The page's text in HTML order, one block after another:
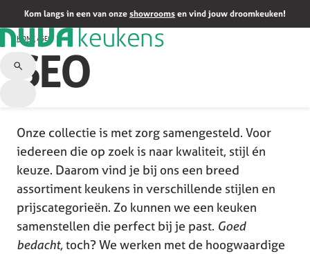
Kom langs in een van onze showrooms en vind jouw droomkeuken!
HOME/ SEO
SEO
Onze collectie is met zorg samengesteld. Voor
iedereen die op zoek is naar kwaliteit, stijl én
keuze. Daarom vind je bij ons een breed
assortiment keukens in verschillende stijlen en
prijscategorieën. Zo kunnen we een keuken
samenstellen die perfect bij je past. Goed
bedacht,toch? We werken met de hoogwaardige